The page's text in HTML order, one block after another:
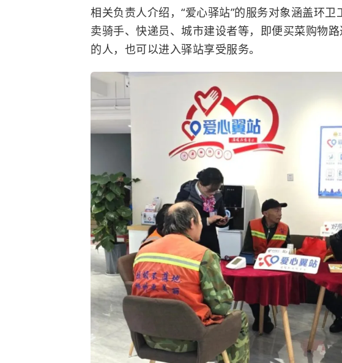
相关负责人介绍，“爱心驿站”的服务对象涵盖环
卖骑手、快递员、城市建设者等，即便买菜购物
的人，也可以进入驿站享受服务。